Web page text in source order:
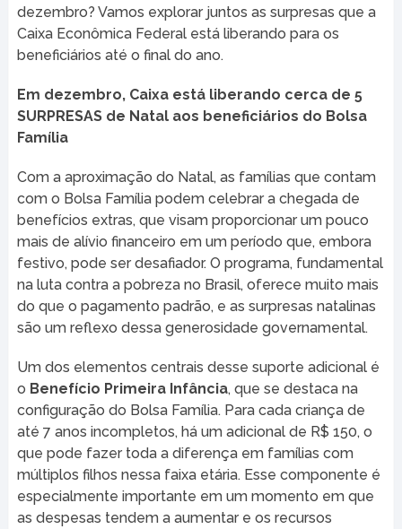
dezembro? Vamos explorar juntos as surpresas que a
Caixa Econômica Federal está liberando para os
beneficiários até o final do ano.
Em dezembro, Caixa está liberando cerca de 5
SURPRESAS de Natal aos beneficiários do Bolsa
Família
Com a aproximação do Natal, as famílias que contam
com o Bolsa Família podem celebrar a chegada de
benefícios extras, que visam proporcionar um pouco
mais de alívio financeiro em um período que, embora
festivo, pode ser desafiador. O programa, fundamental
na luta contra a pobreza no Brasil, oferece muito mais
do que o pagamento padrão, e as surpresas natalinas
são um reflexo dessa generosidade governamental.
Um dos elementos centrais desse suporte adicional é
o Benefício Primeira Infância, que se destaca na
configuração do Bolsa Família. Para cada criança de
até 7 anos incompletos, há um adicional de R$ 150, o
que pode fazer toda a diferença em famílias com
múltiplos filhos nessa faixa etária. Esse componente é
especialmente importante em um momento em que
as despesas tendem a aumentar e os recursos